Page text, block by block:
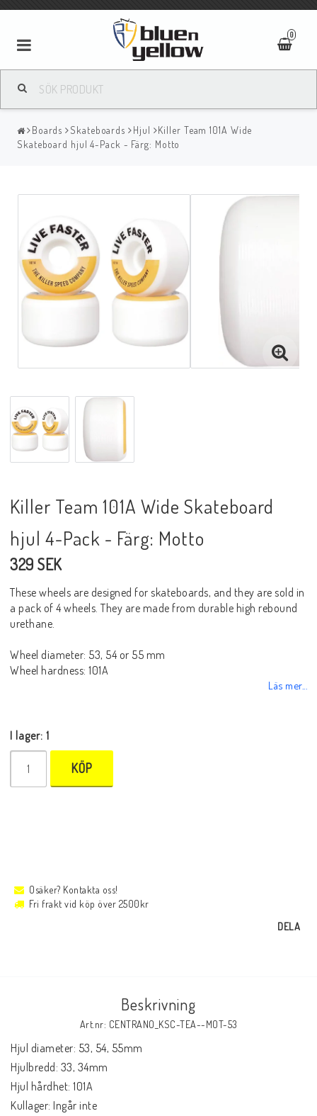
0
Boards Skateboards Hjul
Killer Team 101A Wide
Skateboard hjul 4-Pack - Färg: Motto
Killer Team 101A Wide Skateboard
hjul 4-Pack - Färg: Motto
329 SEK
These wheels are designed for skateboards, and they are sold in
a pack of 4 wheels. They are made from durable high rebound
urethane.
Wheel diameter: 53, 54 or 55 mm
Wheel hardness: 101A
Läs mer...
I lager: 1
KÖP
Osäker? Kontakta oss!
Fri frakt vid köp över 2500kr
DELA
Beskrivning
Art.nr: CENTRANO_KSC-TEA--MOT-53
Hjul diameter: 53, 54, 55mm
Hjulbredd: 33, 34mm
Hjul hårdhet: 101A
Kullager: Ingår inte